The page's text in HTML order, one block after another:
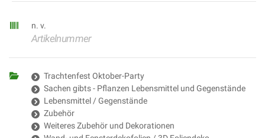
n. v.
Artikelnummer
Trachtenfest Oktober-Party
Sachen gibts - Pflanzen Lebensmittel und Gegenstände
Lebensmittel / Gegenstände
Zubehör
Weiteres Zubehör und Dekorationen